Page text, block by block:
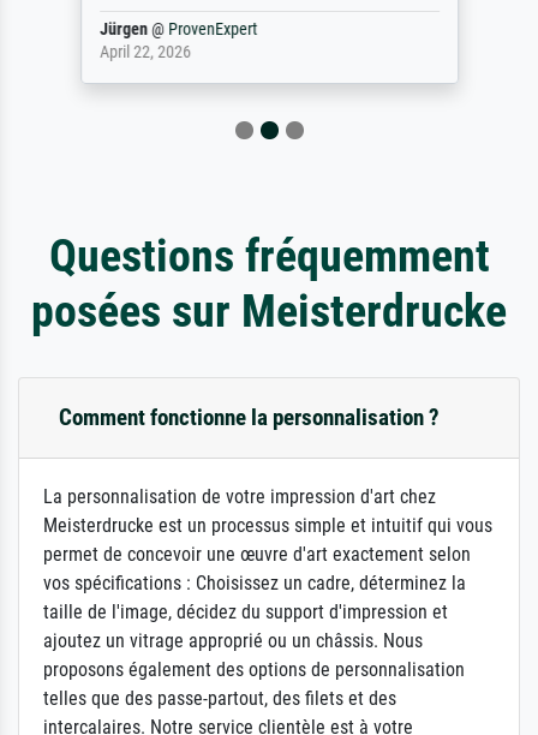
Jürgen@ ProvenExpert
April 22, 2026
Questions fréquemment
posées sur Meisterdrucke
Comment fonctionne la personnalisation ?
La personnalisation de votre impression d'art chez
Meisterdrucke est un processus simple et intuitif qui vous
permet de concevoir une œuvre d'art exactement selon
vos spécifications : Choisissez un cadre, déterminez la
taille de l'image, décidez du support d'impression et
ajoutez un vitrage approprié ou un châssis. Nous
proposons également des options de personnalisation
telles que des passe-partout, des filets et des
intercalaires. Notre service clientèle est à votre